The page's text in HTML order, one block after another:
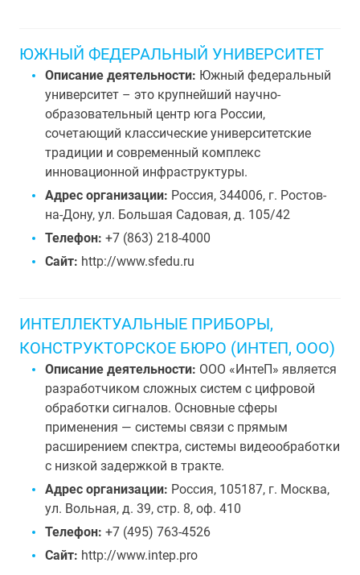
ЮЖНЫЙ ФЕДЕРАЛЬНЫЙ УНИВЕРСИТЕТ
Описание деятельности: Южный федеральный
университет – это крупнейший научно-
образовательный центр юга России,
сочетающий классические университетские
традиции и современный комплекс
инновационной инфраструктуры.
Адрес организации: Россия, 344006, г. Ростов-
на-Дону, ул. Большая Садовая, д. 105/42
Телефон: +7 (863) 218-4000
Сайт: http://www.sfedu.ru
ИНТЕЛЛЕКТУАЛЬНЫЕ ПРИБОРЫ,
КОНСТРУКТОРСКОЕ БЮРО (ИНТЕП, ООО)
Описание деятельности: ООО «ИнтеП» является
разработчиком сложных систем с цифровой
обработки сигналов. Основные сферы
применения — системы связи с прямым
расширением спектра, системы видеообработки
с низкой задержкой в тракте.
Адрес организации: Россия, 105187, г. Москва,
ул. Вольная, д. 39, стр. 8, оф. 410
Телефон: +7 (495) 763-4526
Сайт: http://www.intep.pro